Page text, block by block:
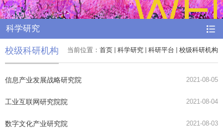
科学研究
当前位置： 首页 科学研究 科研平台 校级科研机构
校级科研机构
信息产业发展战略研究院 2021-08-05
工业互联网研究院院 2021-08-04
数字文化产业研究院 2021-08-03